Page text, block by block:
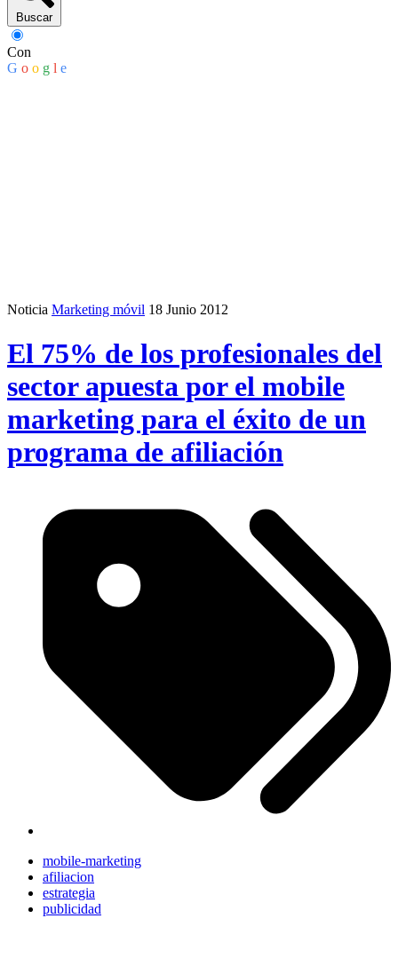
Buscar
Con
G o o g l e
Noticia Marketing móvil 18 Junio 2012
El 75% de los profesionales del
sector apuesta por el mobile
marketing para el éxito de un
programa de afiliación
mobile-marketing
afiliacion
estrategia
publicidad